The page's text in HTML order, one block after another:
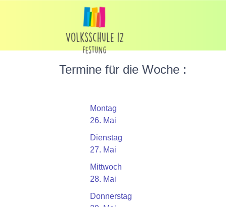
Termine für die Woche :
Montag
26. Mai
Dienstag
27. Mai
Mittwoch
28. Mai
Donnerstag